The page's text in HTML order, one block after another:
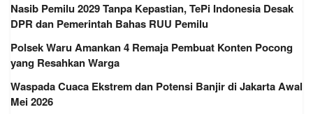
Nasib Pemilu 2029 Tanpa Kepastian, TePi Indonesia Desak
DPR dan Pemerintah Bahas RUU Pemilu
Polsek Waru Amankan 4 Remaja Pembuat Konten Pocong
yang Resahkan Warga
Waspada Cuaca Ekstrem dan Potensi Banjir di Jakarta Awal
Mei 2026